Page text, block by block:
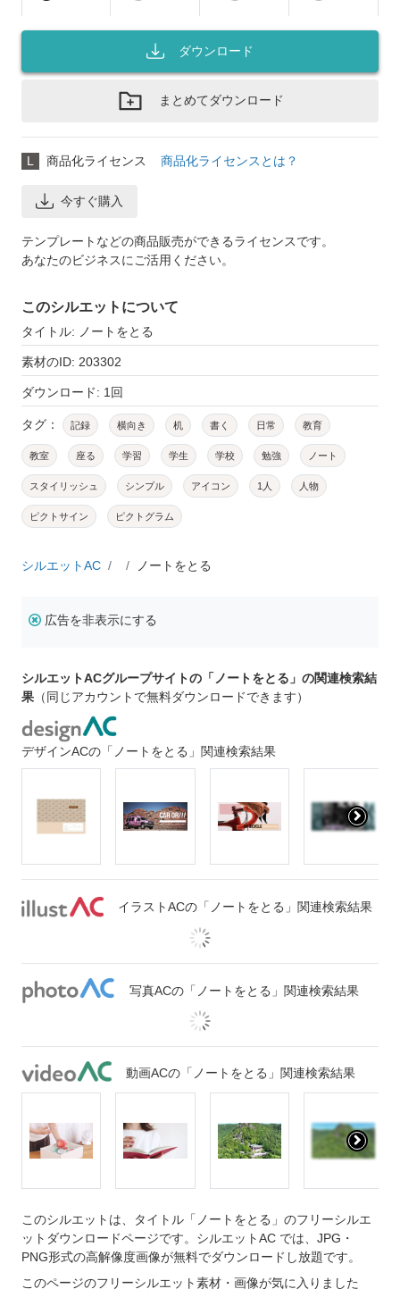
ダウンロード
まとめてダウンロード
L 商品化ライセンス 商品化ライセンスとは？
今すぐ購入
テンプレートなどの商品販売ができるライセンスです。
あなたのビジネスにご活用ください。
このシルエットについて
タイトル: ノートをとる
素材のID: 203302
ダウンロード: 1回
タグ： 記録 横向き 机 書く 日常 教育
教室 座る 学習 学生 学校 勉強 ノート
スタイリッシュ シンプル アイコン 1人 人物
ピクトサイン ピクトグラム
シルエットAC ノートをとる
広告を非表示にする
シルエットACグループサイトの「ノートをとる」の関連検索結
果 （同じアカウントで無料ダウンロードできます）
デザインACの「ノートをとる」関連検索結果
イラストACの「ノートをとる」関連検索結果
写真ACの「ノートをとる」関連検索結果
動画ACの「ノートをとる」関連検索結果
このシルエットは、タイトル「ノートをとる」のフリーシルエ
ットダウンロードページです。シルエットAC では、JPG・
PNG形式の高解像度画像が無料でダウンロードし放題です。
このページのフリーシルエット素材・画像が気に入りました